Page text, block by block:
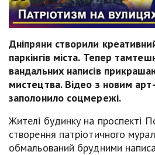
Дніпряни створили
паркінгів міста. Тепер
вандальних написів
мистецтва. Відео з новим
заполонило соцмережі.
Жителі будинку на проспекті
створення патріотичного
обмальований брудними